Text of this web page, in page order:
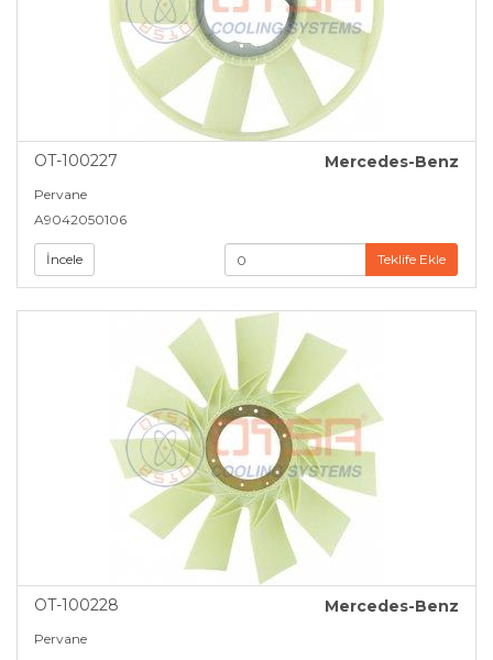
OT-100227 Mercedes-Benz
Pervane
A9042050106
İncele Teklife Ekle
OT-100228 Mercedes-Benz
Pervane